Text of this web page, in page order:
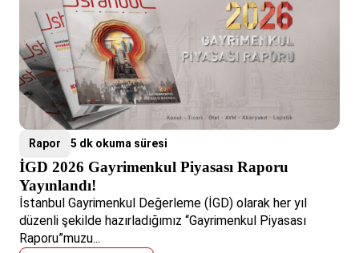
Rapor 5 dk okuma süresi
İGD 2026 Gayrimenkul Piyasası Raporu
Yayınlandı!
İstanbul Gayrimenkul Değerleme (İGD) olarak her yıl
düzenli şekilde hazırladığımız “Gayrimenkul Piyasası
Raporu”muzu...